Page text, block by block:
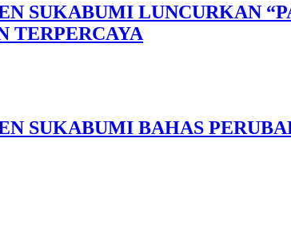
SUKABUMI LUNCURKAN
TERPERCAYA
SUKABUMI BAHAS